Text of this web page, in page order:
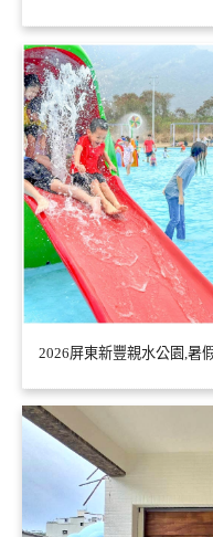
2026屏東新豐親水公園,暑